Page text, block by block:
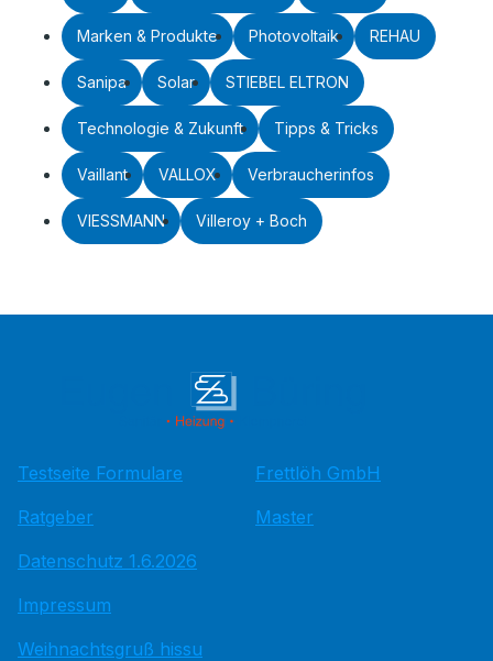
Marken & Produkte Photovoltaik REHAU
Sanipa Solar STIEBEL ELTRON
Technologie & Zukunft Tipps & Tricks
Vaillant VALLOX Verbraucherinfos
VIESSMANN Villeroy + Boch
Testseite Formulare
Ratgeber
Datenschutz 1.6.2026
Impressum
Weihnachtsgruß hissu
Frettlöh GmbH
Master